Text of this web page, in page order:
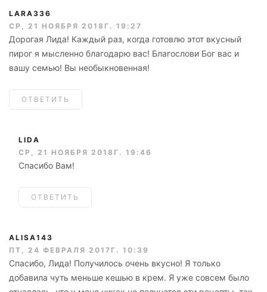
LARA336
СР, 21 НОЯБРЯ 2018Г. 19:27
Дорогая Лида! Каждый раз, когда готовлю этот вкусный
пирог я мысленно благодарю вас! Благослови Бог вас и
вашу семью! Вы необыкновенная!
ОТВЕТИТЬ
LIDA
СР, 21 НОЯБРЯ 2018Г. 19:46
Спасибо Вам!
ОТВЕТИТЬ
ALISA143
ПТ, 24 ФЕВРАЛЯ 2017Г. 10:39
Спасибо, Лида! Получилось очень вкусно! Я только
добавила чуть меньше кешью в крем. Я уже совсем было